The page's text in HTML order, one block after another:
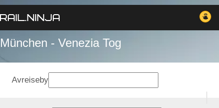
München - Venezia Tog
Avreiseby